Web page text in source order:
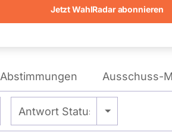
Jetzt WahlRadar abonnieren
Wie tickt Karl Lauterbach?
Abstimmungen Ausschuss-
Antwort Status
- Alle -